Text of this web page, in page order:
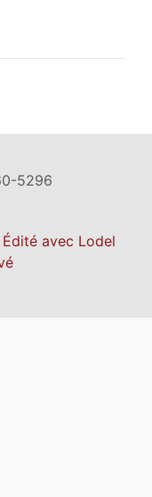
5296
Édité avec Lodel